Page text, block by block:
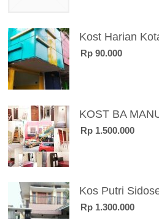
Rp 90.000
Rp 1.500.000
Kos Putri
Rp 1.300.000